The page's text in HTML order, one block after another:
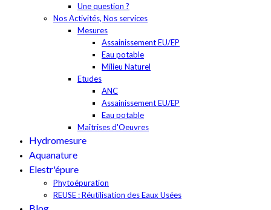
Une question ?
Nos Activités, Nos services
Mesures
Assainissement EU/EP
Eau potable
Milieu Naturel
Etudes
ANC
Assainissement EU/EP
Eau potable
Maîtrises d'Oeuvres
Hydromesure
Aquanature
Elestr'épure
Phytoépuration
REUSE : Réutilisation des Eaux Usées